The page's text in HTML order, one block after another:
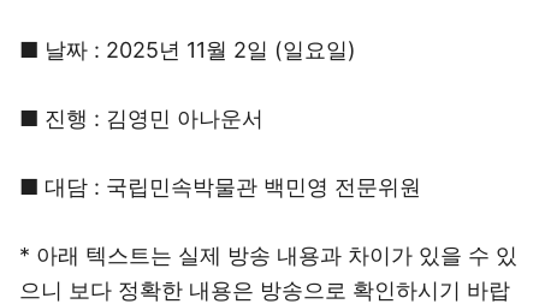
■ 날짜 : 2025년 11월 2일 (일요일)
■ 진행 : 김영민 아나운서
■ 대담 : 국립민속박물관 백민영 전문위원
* 아래 텍스트는 실제 방송 내용과 차이가 있을 수 있
으니 보다 정확한 내용은 방송으로 확인하시기 바랍